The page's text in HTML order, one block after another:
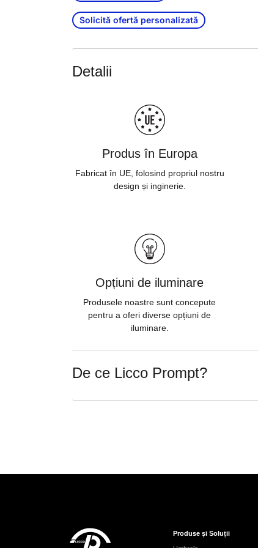
Solicită ofertă personalizată
Detalii
Produs în Europa
Fabricat în UE, folosind propriul nostru
design și inginerie.
Opțiuni de iluminare
Produsele noastre sunt concepute
pentru a oferi diverse opțiuni de
iluminare.
De ce Licco Prompt?
Produse și Soluții